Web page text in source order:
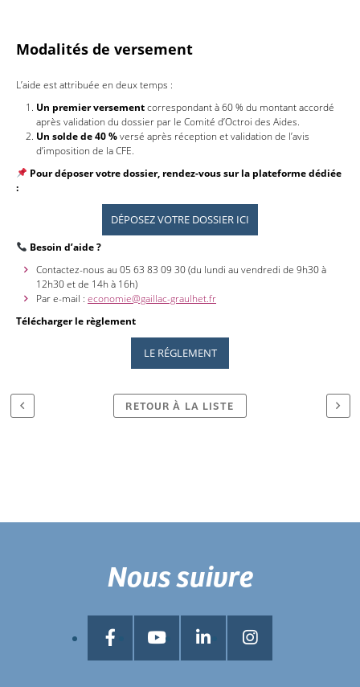
Modalités de versement
L’aide est attribuée en deux temps :
Un premier versementcorrespondant à 60 % du montant accordé
après validation du dossier par le Comité d’Octroi des Aides.
Un solde de 40 %versé après réception et validation de l’avis
d’imposition de la CFE.
Pour déposer votre dossier, rendez-vous sur la plateforme dédiée
:
DÉPOSEZ VOTRE DOSSIER ICI
Besoin d’aide ?
Contactez-nous au 05 63 83 09 30 (du lundi au vendredi de 9h30 à
12h30 et de 14h à 16h)
Par e-mail : economie@gaillac-graulhet.fr
Télécharger le règlement
LE RÉGLEMENT
RETOUR À LA LISTE
Nous suivre